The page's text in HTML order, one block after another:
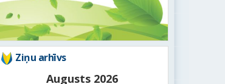
Ziņu arhīvs
Augusts 2026